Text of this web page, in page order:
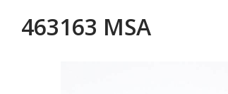
463163 MSA